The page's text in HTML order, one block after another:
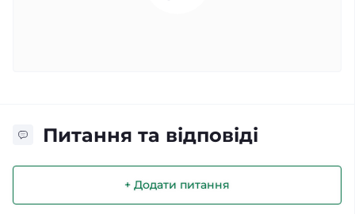
Питання та відповіді
+ Додати питання